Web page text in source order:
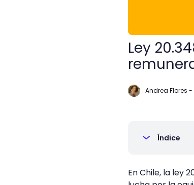
Ley
Andrea Flores -
Índice
En Chile, la ley